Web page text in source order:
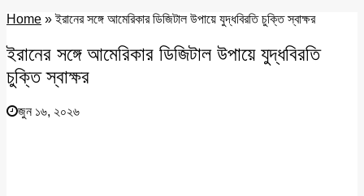
Home »ইরানের সঙ্গে আমেরিকার ডিজিটাল উপায়ে যুদ্ধবিরতি চুক্তি স্বাক্ষর
ইরানের সঙ্গে আমেরিকার ডিজিটাল উপায়ে যুদ্ধবিরতি
চুক্তি স্বাক্ষর
জুন ১৬, ২০২৬